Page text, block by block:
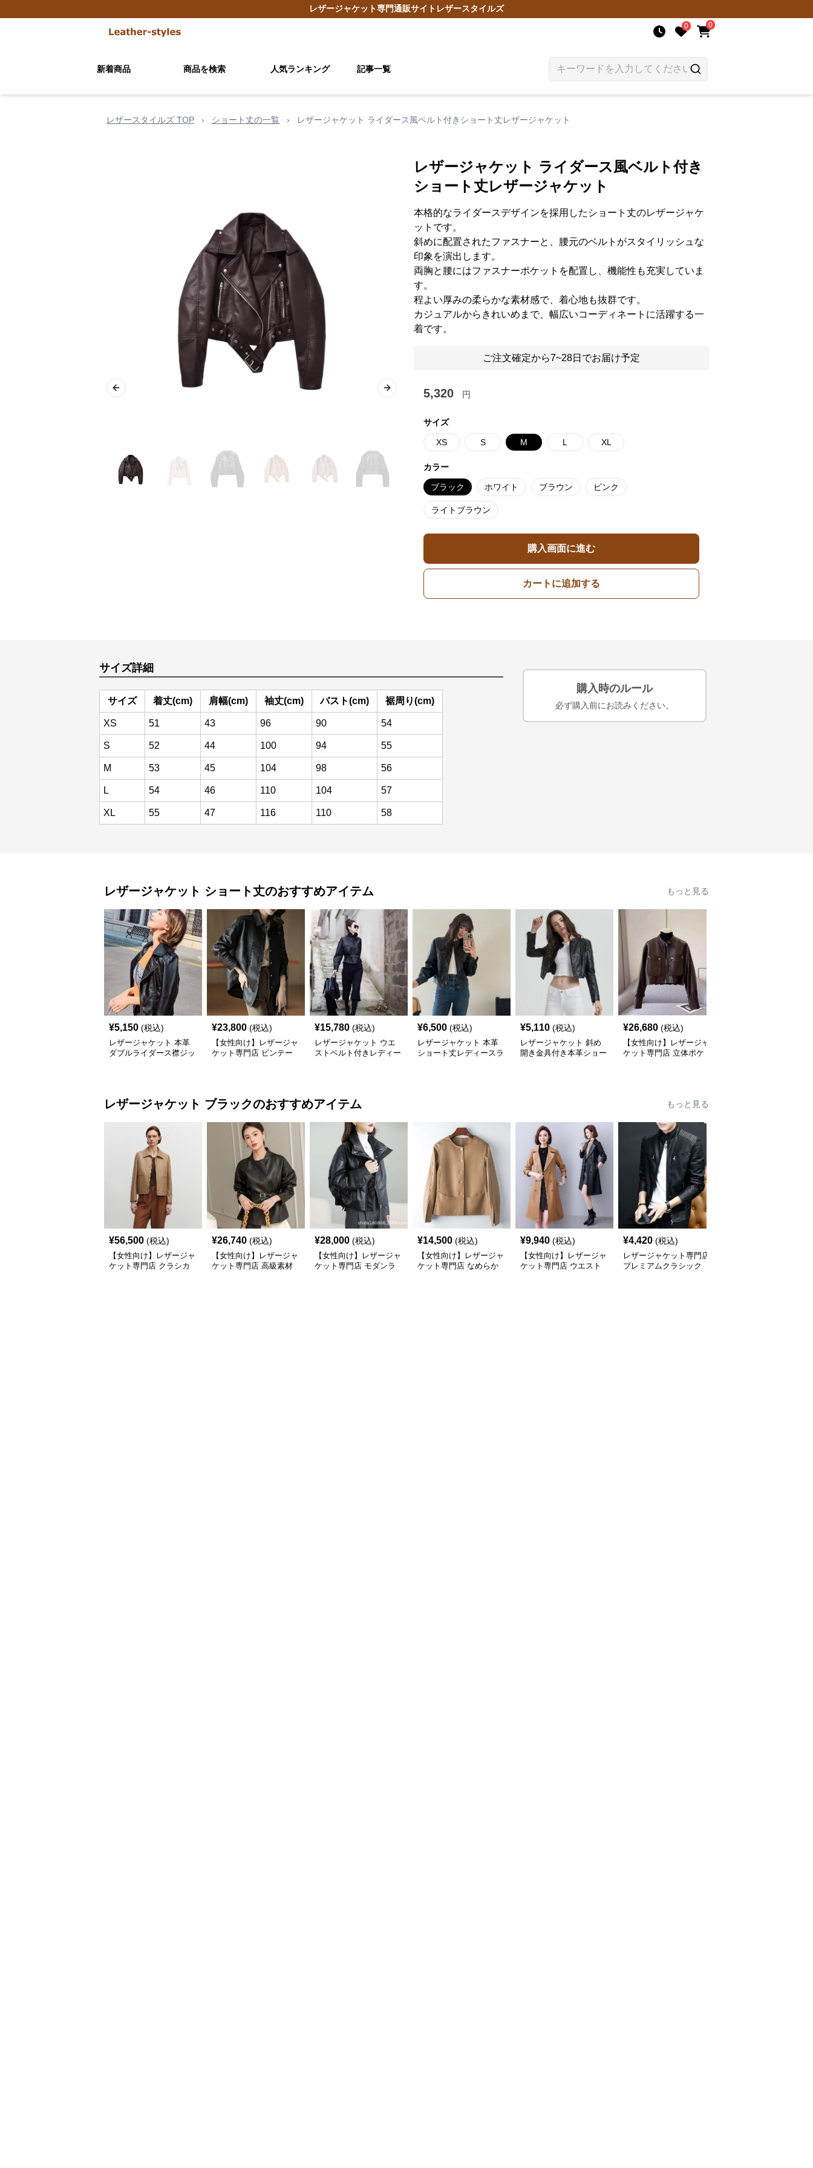
レザージャケット専門通販サイト レザースタイルズ
0 0
新着商品 商品を検索 人気ランキング 記事一覧
レザースタイルズ TOP › ショート丈の一覧 › レザージャケット ライダース風ベルト付きショート丈レザージャケット
Previous slide Next slide
レザージャケット ライダース風ベルト付き
ショート丈レザージャケット
本格的なライダースデザインを採用したショート丈のレザージャケ
ットです。
斜めに配置されたファスナーと、腰元のベルトがスタイリッシュな
印象を演出します。
両胸と腰にはファスナーポケットを配置し、機能性も充実していま
す。
程よい厚みの柔らかな素材感で、着心地も抜群です。
カジュアルからきれいめまで、幅広いコーディネートに活躍する一
着です。
ご注文確定から7~28日でお届け予定
5,320 円
サイズ
XS S M L XL
カラー
ブラック ホワイト ブラウン ピンク
ライトブラウン
購入画面に進む
カートに追加する
サイズ詳細
サイズ 着丈(cm) 肩幅(cm) 袖丈(cm) バスト(cm) 裾周り(cm)
XS 51 43 96 90 54
S 52 44 100 94 55
M 53 45 104 98 56
L 54 46 110 104 57
XL 55 47 116 110 58
購入時のルール
必ず購入前にお読みください。
レザージャケット ショート丈のおすすめアイテム もっと見る
¥5,150 (税込)
レザージャケット 本革
ダブルライダース襟ジッ
¥23,800 (税込)
【女性向け】レザージャ
ケット専門店 ビンテー
¥15,780 (税込)
レザージャケット ウエ
ストベルト付きレディー
¥6,500 (税込)
レザージャケット 本革
ショート丈レディースラ
¥5,110 (税込)
レザージャケット 斜め
開き金具付き本革ショー
¥26,680 (税込)
【女性向け】レザージャ
ケット専門店 立体ポケ
レザージャケット ブラックのおすすめアイテム もっと見る
¥56,500 (税込)
【女性向け】レザージャ
ケット専門店 クラシカ
¥26,740 (税込)
【女性向け】レザージャ
ケット専門店 高級素材
¥28,000 (税込)
【女性向け】レザージャ
ケット専門店 モダンラ
¥14,500 (税込)
【女性向け】レザージャ
ケット専門店 なめらか
¥9,940 (税込)
【女性向け】レザージャ
ケット専門店 ウエスト
¥4,420 (税込)
レザージャケット専門店
プレミアムクラシック